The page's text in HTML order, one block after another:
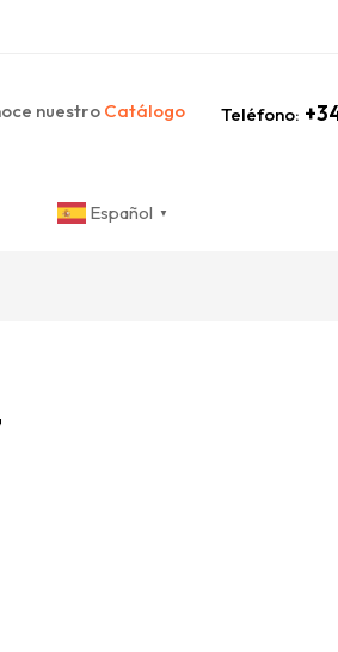
nuestro Catálogo Teléfono:
Español ▼